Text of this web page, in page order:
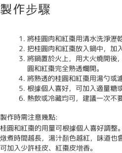
製作步驟
將桂圓肉和紅棗用清水洗淨瀝乾
把桂圓肉和紅棗放入鍋中，加
將鍋置於火上，用大火燒開後
圓和紅棗完全熟透爛開。
將熟透的桂圓和紅棗用湯勺或
根據個人喜好，可加入適量糖
熱飲或冷藏均可，建議一次不
製作時需注意幾點:
桂圓和紅棗的用量可根據個人喜好調整。
燉煮時間越長，湯汁顏色越紅，味道也
可加入少許桂皮、紅棗皮增香。